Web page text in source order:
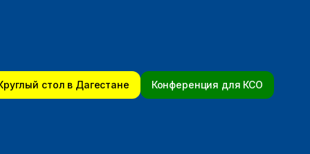
стол в Дагестане Конференция для КСО